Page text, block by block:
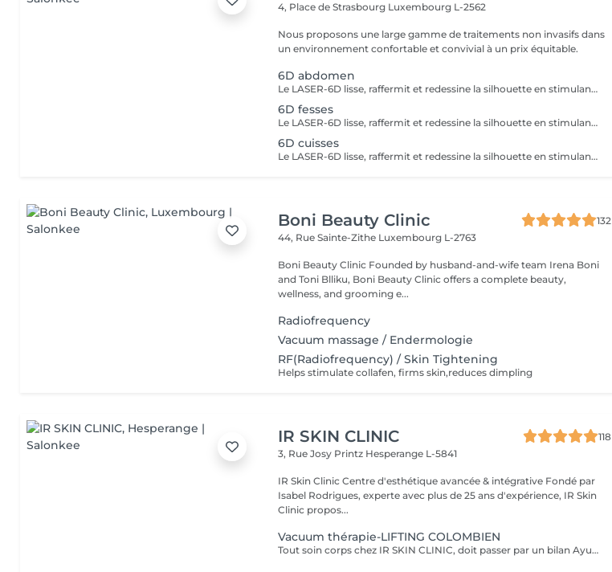
4, Place de Strasbourg Luxembourg L-2562
Nous proposons une large gamme de traitements non invasifs dans
un environnement confortable et convivial à un prix équitable.
6D abdomen
Le LASER-6D lisse, raffermit et redessine la silhouette en stimulant la peau en profondeur pour atténuer visiblement la cellulite. La LUMINOTHÉRAPIE du visage consiste à exposer la peau à des lumières LED afin de stimuler le renouvellement cellulaire et améliorer l'éclat du teint.
6D fesses
Le LASER-6D lisse, raffermit et redessine la silhouette en stimulant la peau en profondeur pour atténuer visiblement la cellulite.
6D cuisses
Le LASER-6D lisse, raffermit et redessine la silhouette en stimulant la peau en profondeur pour atténuer visiblement la cellulite. La LUMINOTHÉRAPIE du visage consiste à exposer la peau à des lumières LED afin de stimuler le renouvellement cellulaire et améliorer l'éclat du teint.
Boni Beauty Clinic
132
44, Rue Sainte-Zithe Luxembourg L-2763
Boni Beauty Clinic Founded by husband-and-wife team Irena Boni
and Toni Blliku, Boni Beauty Clinic offers a complete beauty,
wellness, and grooming e...
Radiofrequency
Vacuum massage / Endermologie
RF(Radiofrequency) / Skin Tightening
Helps stimulate collafen, firms skin,reduces dimpling
IR SKIN CLINIC
118
3, Rue Josy Printz Hesperange L-5841
IR Skin Clinic Centre d'esthétique avancée & intégrative Fondé par
Isabel Rodrigues, experte avec plus de 25 ans d'expérience, IR Skin
Clinic propos...
Vacuum thérapie-LIFTING COLOMBIEN
Tout soin corps chez IR SKIN CLINIC, doit passer par un bilan Ayuverdique auprès de la thérapeute Isabel .Tout nouveau client doit réserver ce soin par téléphone à l'institut. Un bilan corps devra être fait avant.* Vaccum thérapie, est utilisée principalement pour combattre notre amie la cellulite, sur toutes les zones concernées : bras, jambes, fesses, abdomen. Mais, elle peut aussi être utilisée pour remodeler le corps, faciliter les traitements pré et post opératoire, elle peut-être utilisée après une grossesse, rehausser les fesses et les tonifier, aider à un meilleur drainage lymphatique.